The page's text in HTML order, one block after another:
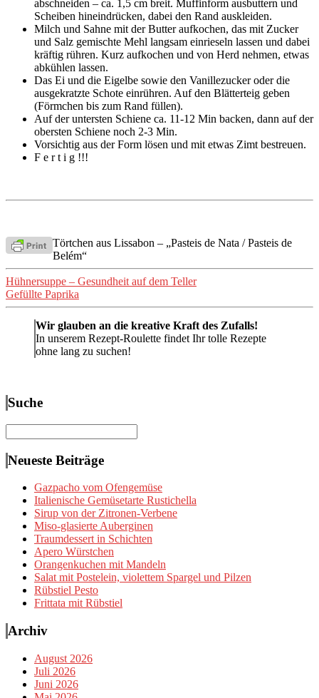
abschneiden – ca. 1,5 cm breit. Muffinform ausbuttern und
Scheiben hineindrücken, dabei den Rand auskleiden.
Milch und Sahne mit der Butter aufkochen, das mit Zucker
und Salz gemischte Mehl langsam einrieseln lassen und dabei
kräftig rühren. Kurz aufkochen und von Herd nehmen, etwas
abkühlen lassen.
Das Ei und die Eigelbe sowie den Vanillezucker oder die
ausgekratzte Schote einrühren. Auf den Blätterteig geben
(Förmchen bis zum Rand füllen).
Auf der untersten Schiene ca. 11-12 Min backen, dann auf der
obersten Schiene noch 2-3 Min.
Vorsichtig aus der Form lösen und mit etwas Zimt bestreuen.
F e r t i g !!!
Törtchen aus Lissabon – „Pasteis de Nata / Pasteis de
Belém“
Beitragsnavigation
Hühnersuppe – Gesundheit auf dem Teller
Gefüllte Paprika
Wir glauben an die kreative Kraft des Zufalls!
In unserem Rezept-Roulette findet Ihr tolle Rezepte
ohne lang zu suchen!
Suche
nach:
Neueste Beiträge
Gazpacho vom Ofengemüse
Italienische Gemüsetarte Rustichella
Sirup von der Zitronen-Verbene
Miso-glasierte Auberginen
Traumdessert in Schichten
Apero Würstchen
Orangenkuchen mit Mandeln
Salat mit Postelein, violettem Spargel und Pilzen
Rübstiel Pesto
Frittata mit Rübstiel
Archiv
August 2026
Juli 2026
Juni 2026